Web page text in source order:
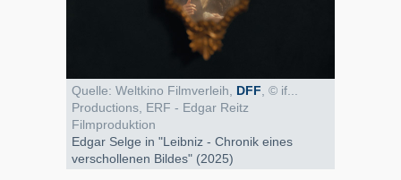
Quelle: Weltkino Filmverleih, DFF , © if...
Productions, ERF - Edgar Reitz
Filmproduktion
Edgar Selge in "Leibniz - Chronik eines
verschollenen Bildes" (2025)